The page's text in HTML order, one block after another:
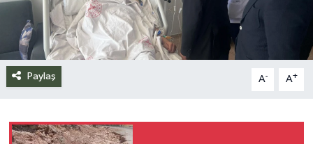
Paylaş A- A+
Yazarlar